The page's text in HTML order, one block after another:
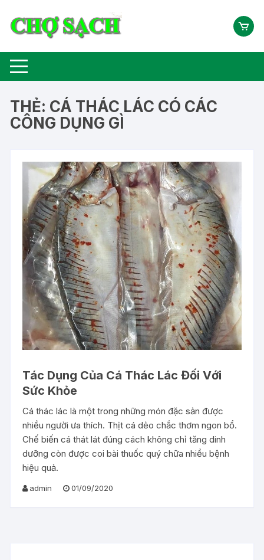
THẺ: CÁ THÁC LÁC CÓ CÁC
CÔNG DỤNG GÌ
Tác Dụng Của Cá Thác Lác Đối Với
Sức Khỏe
Cá thác lác là một trong những món đặc sản được
nhiều người ưa thích. Thịt cá dẻo chắc thơm ngon bổ.
Chế biến cá thát lát đúng cách không chỉ tăng dinh
dưỡng còn được coi bài thuốc quý chữa nhiều bệnh
hiệu quả.
admin 01/09/2020